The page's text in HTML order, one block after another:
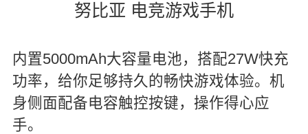
努比亚 电竞游戏手机
内置5000mAh大容量电池，搭配27W快充
功率，给你足够持久的畅快游戏体验。机
身侧面配备电容触控按键，操作得心应
手。